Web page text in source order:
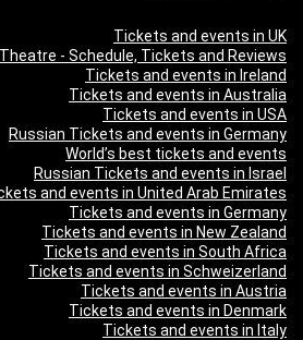
Tickets and events in UK
- Schedule, Tickets and Reviews
Tickets and events in Ireland
Tickets and events in Australia
Tickets and events in USA
Russian Tickets and events in Germany
World’s best tickets and events
Russian Tickets and events in Israel
and events in United Arab Emirates
Tickets and events in Germany
Tickets and events in New Zealand
Tickets and events in South Africa
Tickets and events in Schweizerland
Tickets and events in Austria
Tickets and events in Denmark
Tickets and events in Italy